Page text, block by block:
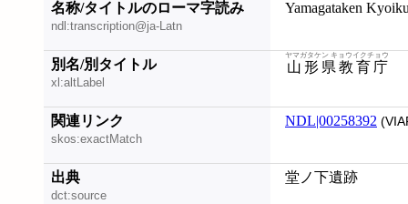
名称/タイトルのローマ字読み
ndl:transcription@ja-Latn
Yamagataken
別名/別タイトル
xl:altLabel
山形県教育庁
ヤマガタケン キョウイクチョウ
関連リンク
skos:exactMatch
NDL|00258392
出典
dct:source
堂ノ下遺跡